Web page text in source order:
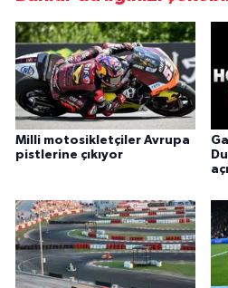
Milli motosikletçiler Avrupa
pistlerine çıkıyor